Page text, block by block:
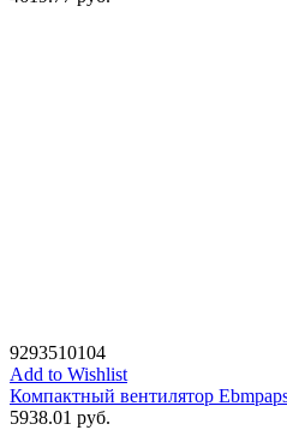
9293510104
Add to Wishlist
Компактный вентилятор
5938.01 руб.